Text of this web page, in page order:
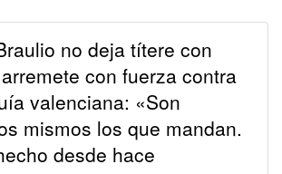
no deja títere con
con fuerza contra
valenciana: «Son
mismos los que mandan.
desde hace